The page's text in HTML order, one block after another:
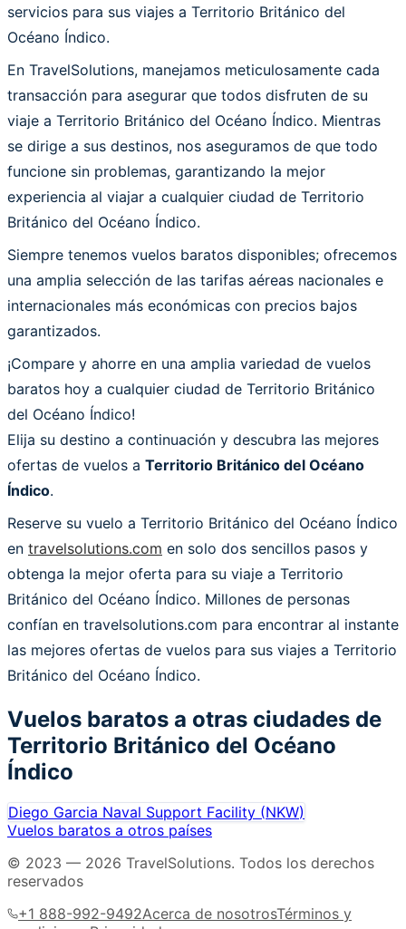
servicios para sus viajes a Territorio Británico del
Océano Índico.
En TravelSolutions, manejamos meticulosamente cada
transacción para asegurar que todos disfruten de su
viaje a Territorio Británico del Océano Índico. Mientras
se dirige a sus destinos, nos aseguramos de que todo
funcione sin problemas, garantizando la mejor
experiencia al viajar a cualquier ciudad de Territorio
Británico del Océano Índico.
Siempre tenemos vuelos baratos disponibles; ofrecemos
una amplia selección de las tarifas aéreas nacionales e
internacionales más económicas con precios bajos
garantizados.
¡Compare y ahorre en una amplia variedad de vuelos
baratos hoy a cualquier ciudad de Territorio Británico
del Océano Índico!
Elija su destino a continuación y descubra las mejores
ofertas de vuelos a Territorio Británico del Océano
Índico.
Reserve su vuelo a Territorio Británico del Océano Índico
en travelsolutions.com en solo dos sencillos pasos y
obtenga la mejor oferta para su viaje a Territorio
Británico del Océano Índico. Millones de personas
confían en travelsolutions.com para encontrar al instante
las mejores ofertas de vuelos para sus viajes a Territorio
Británico del Océano Índico.
Vuelos baratos a otras ciudades de
Territorio Británico del Océano
Índico
Diego Garcia Naval Support Facility (NKW)
Vuelos baratos a otros países
© 2023 — 2026 TravelSolutions. Todos los derechos
reservados
+1 888-992-9492Acerca de nosotrosTérminos y